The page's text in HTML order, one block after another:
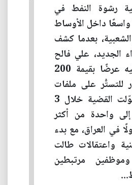
رشوة النفط في
واسعًا داخل الأوساط
بعدما كشف
الجديد، علي فالح
الزيدي، تلقّيه عرضًا بقيمة 200
للتستُّر على ملفات
فساد. وتحوّلت القضية خلال 3
واحدة من أكثر
في العراق، مع بدء
واعتقالات طالت
مرتبطين